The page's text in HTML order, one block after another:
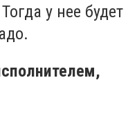
у нее будет